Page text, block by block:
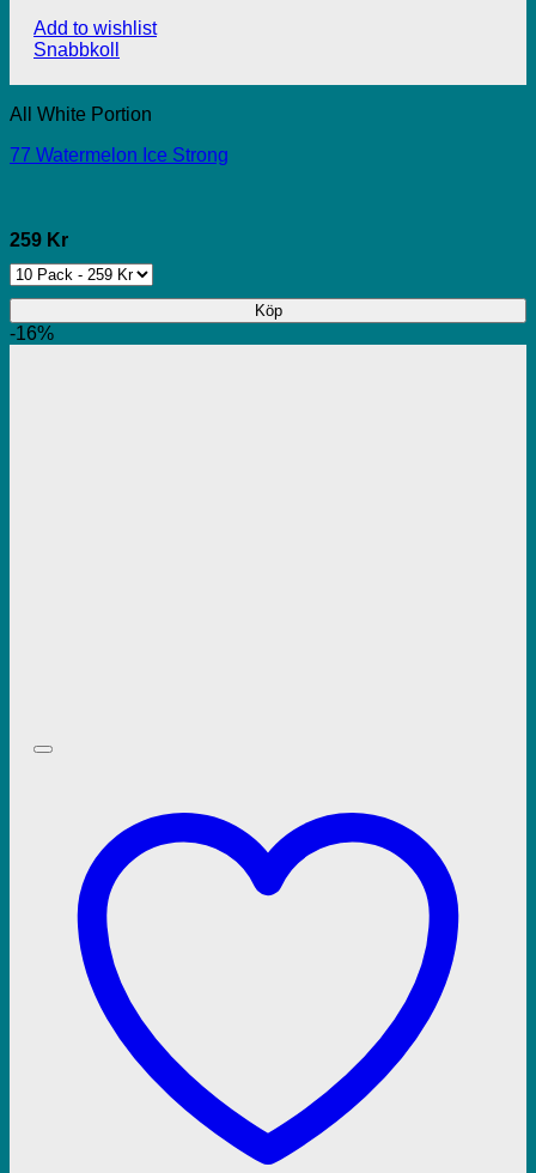
Add to wishlist
Snabbkoll
All White Portion
77 Watermelon Ice Strong
259 Kr
Köp
-16%